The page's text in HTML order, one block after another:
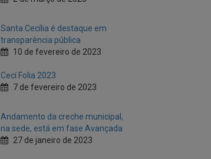
10 de fevereiro de 2023
Cecí Folia 2023
7 de fevereiro de 2023
Andamento da creche municipal,
na sede, está em fase Avançada
Dia do Dentista, parabéns!
25 de outubro de 2022